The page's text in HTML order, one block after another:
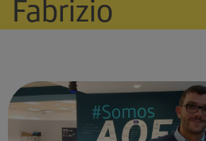
Fabrizio